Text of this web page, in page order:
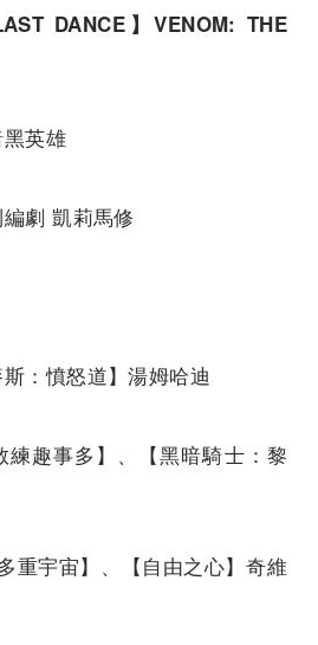
DANCE 】VENOM: THE
英雄
劇 凱莉馬修
斯：憤怒道】湯姆哈迪
練趣事多】、【黑暗騎士：黎
重宇宙】、【自由之心】奇維